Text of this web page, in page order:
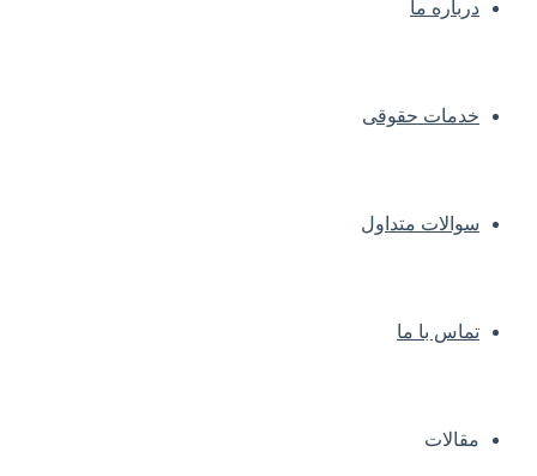
درباره ما
خدمات حقوقی
سوالات متداول
تماس با ما
مقالات